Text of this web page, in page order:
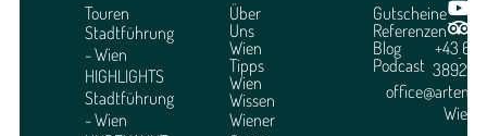
Touren
Stadtführung
- Wien
HIGHLIGHTS
Stadtführung
- Wien
Über
Uns
Wien
Tipps
Wien
Wissen
Wiener
Gutscheine
Referenzen
Blog
Podcast
+43 664
3892951
Wien